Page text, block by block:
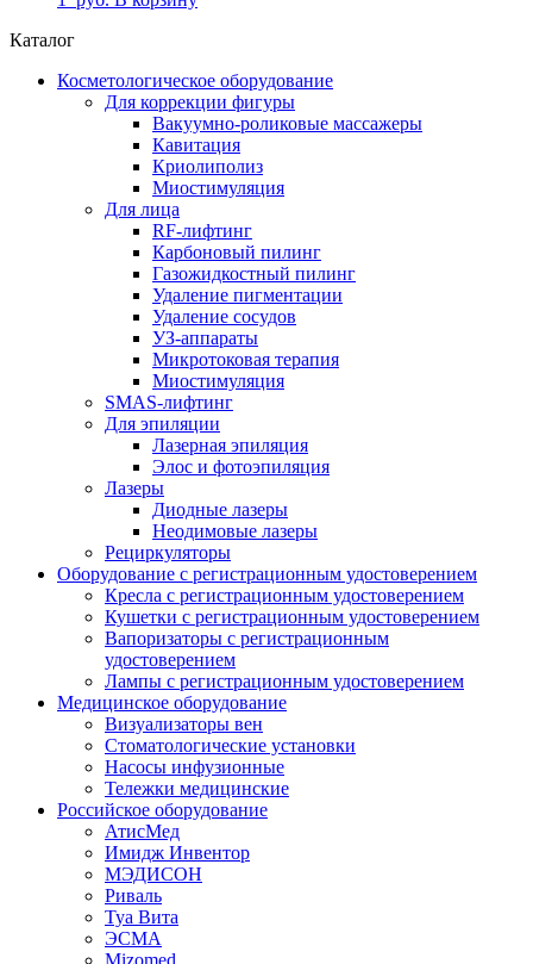
Каталог
Косметологическое оборудование
Для коррекции фигуры
Вакуумно-роликовые массажеры
Кавитация
Криолиполиз
Миостимуляция
Для лица
RF-лифтинг
Карбоновый пилинг
Газожидкостный пилинг
Удаление пигментации
Удаление сосудов
УЗ-аппараты
Микротоковая терапия
Миостимуляция
SMAS-лифтинг
Для эпиляции
Лазерная эпиляция
Элос и фотоэпиляция
Лазеры
Диодные лазеры
Неодимовые лазеры
Рециркуляторы
Оборудование с регистрационным удостоверением
Кресла с регистрационным удостоверением
Кушетки с регистрационным удостоверением
Вапоризаторы с регистрационным
удостоверением
Лампы с регистрационным удостоверением
Медицинское оборудование
Визуализаторы вен
Стоматологические установки
Насосы инфузионные
Тележки медицинские
Российское оборудование
АтисМед
Имидж Инвентор
МЭДИСОН
Риваль
Туа Вита
ЭСМА
Mizomed